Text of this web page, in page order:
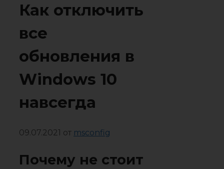
Как отключить
все
обновления в
Windows 10
навсегда
09.07.2021 от msconfig
Почему не стоит